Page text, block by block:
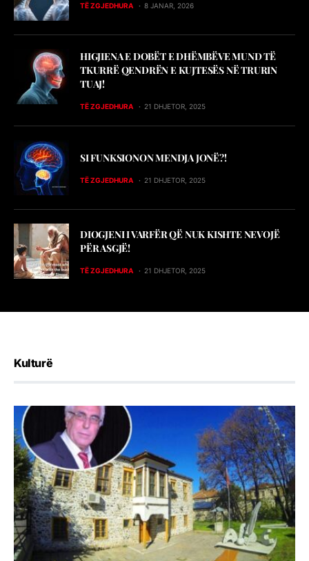
TË ZGJEDHURA 8 JANAR, 2026
HIGJIENA E DOBËT E DHËMBËVE MUND TË
TKURRË QENDRËN E KUJTESËS NË TRURIN
TUAJ!
TË ZGJEDHURA 21 DHJETOR, 2025
SI FUNKSIONON MENDJA JONË?!
TË ZGJEDHURA 21 DHJETOR, 2025
DIOGJENI I VARFËR QË NUK KISHTE NEVOJË
PËR ASGJË!
TË ZGJEDHURA 21 DHJETOR, 2025
Kulturë